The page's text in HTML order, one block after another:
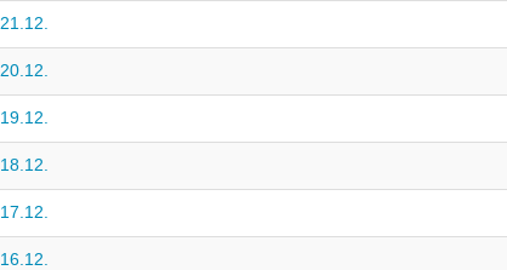
21.12.
20.12.
19.12.
18.12.
17.12.
16.12.